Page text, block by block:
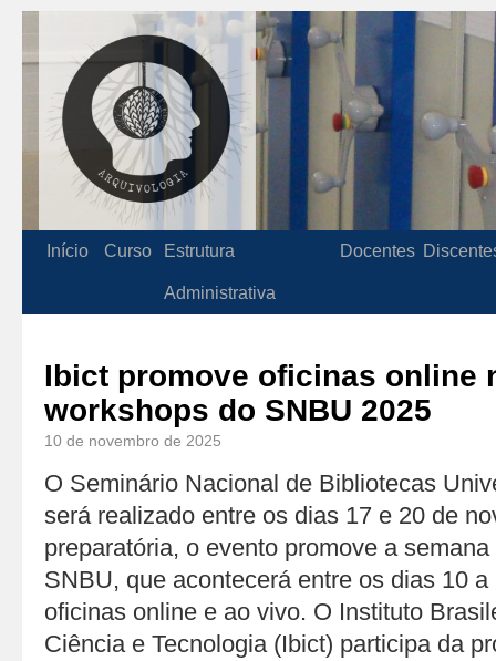
Início Curso Estrutura
Administrativa
Docentes
Ibict promove oficinas online
workshops do SNBU 2025
10 de novembro de 2025
O Seminário Nacional de Bibliotecas
será realizado entre os dias 17 e 20 de
preparatória, o evento promove a
SNBU, que acontecerá entre os dias 10
oficinas online e ao vivo. O Instituto
Ciência e Tecnologia (Ibict) participa da